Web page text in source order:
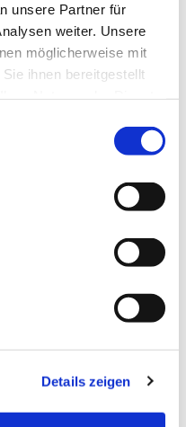
unsere Partner für
weiter. Unsere
möglicherweise mit
ihnen bereitgestellt
Details zeigen